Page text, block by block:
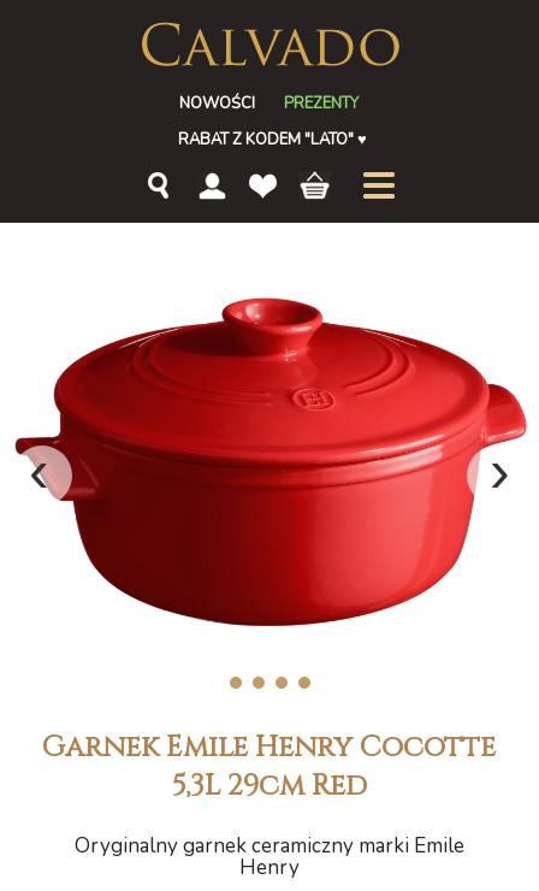
NOWOŚCI
PREZENTY
RABAT Z KODEM "LATO"♥
‹ ›
1 2 3 4
Garnek Emile Henry Cocotte
5,3L 29cm Red
Oryginalny garnek ceramiczny marki Emile
Henry